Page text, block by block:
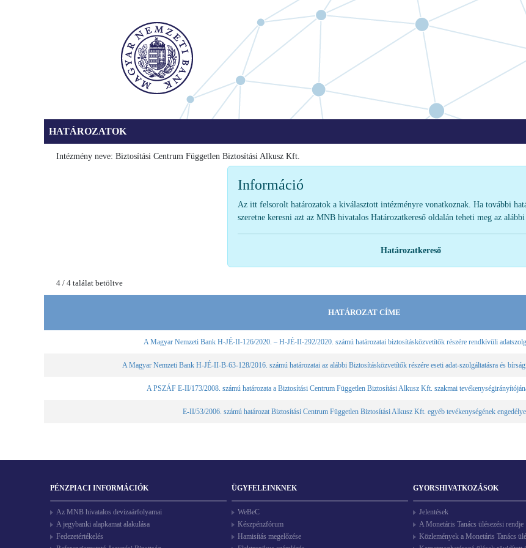
HATÁROZATOK
Intézmény neve: Biztosítási Centrum Független Biztosítási Alkusz Kft.
Információ
Az itt felsorolt határozatok a kiválasztott intézményre vonatkoznak. Ha további
szeretne keresni azt az MNB hivatalos Határozatkereső oldalán teheti meg az
Határozatkereső
4 / 4 találat betöltve
HATÁROZAT CÍME
A Magyar Nemzeti Bank H-JÉ-II-126/2020. – H-JÉ-II-292/2020. számú határozatai biztosításközvetítők részére rendkívüli
A Magyar Nemzeti Bank H-JÉ-II-B-63-128/2016. számú határozatai az alábbi Biztosításközvetítők részére eseti adat-szolgáltatásra és
A PSZÁF E-II/173/2008. számú határozata a Biztosítási Centrum Független Biztosítási Alkusz Kft. szakmai
E-II/53/2006. számú határozat Biztosítási Centrum Független Biztosítási Alkusz Kft. egyéb tevékenységének
PÉNZPIACI INFORMÁCIÓK
Az MNB hivatalos devizaárfolyamai
A jegybanki alapkamat alakulása
Fedezetértékelés
ÜGYFELEINKNEK
WeBeC
Készpénzfórum
Hamisítás megelőzése
GYORSHIVATKOZÁSOK
Jelentések
A Monetáris Tanács ülésezési rendje
Közlemények a Monetáris Tanács